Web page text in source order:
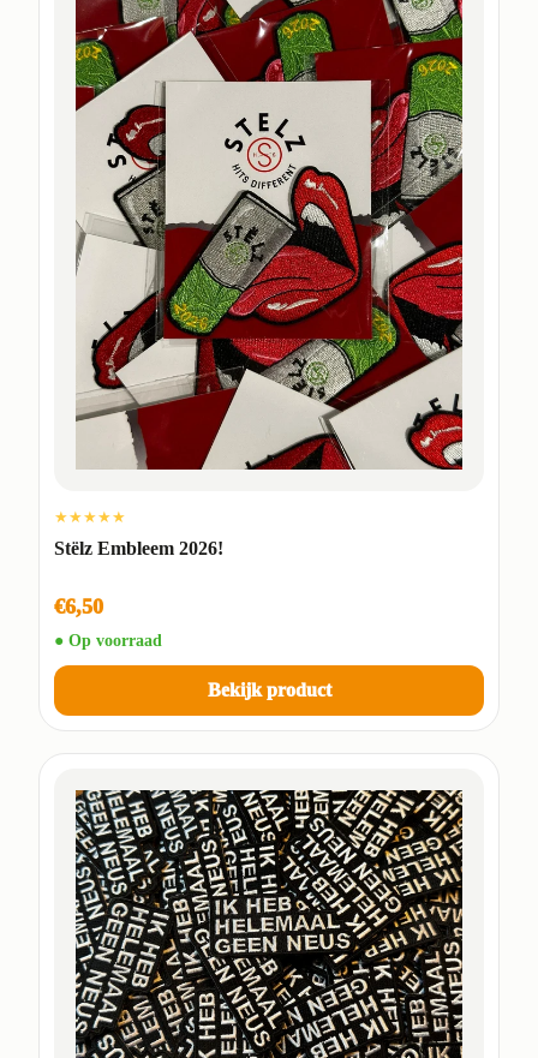
★★★★★
Stëlz Embleem 2026!
€6,50
● Op voorraad
Bekijk product